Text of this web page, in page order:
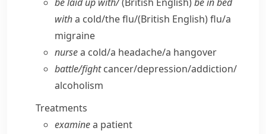
witha cold/​the flu/(British English)flu/​a
migraine
nursea cold/​a headache/​a hangover
battle/​fightcancer/​depression/​addiction/​
alcoholism
Treatments
examinea patient